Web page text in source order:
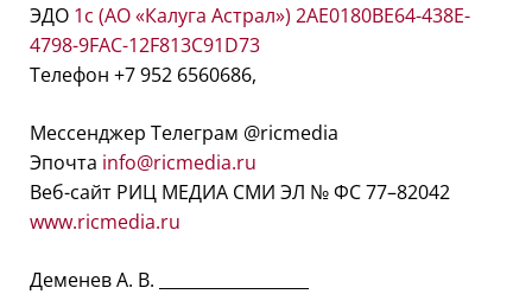
ЭДО 1с (АО «Калуга Астрал») 2AE0180BE64-438E-
4798-9FAC-12F813C91D73
Телефон +7 952 6560686,
Мессенджер Телеграм @ricmedia
Эпочта info@ricmedia.ru
Веб-сайт РИЦ МЕДИА СМИ ЭЛ № ФС 77–82042
www.ricmedia.ru
Деменев А. В. __________________